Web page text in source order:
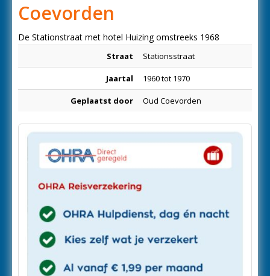
Coevorden
De Stationstraat met hotel Huizing omstreeks 1968
Straat Stationsstraat
Jaartal 1960 tot 1970
Geplaatst door Oud Coevorden